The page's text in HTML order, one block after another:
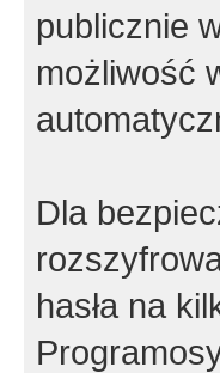
publicznie
możliwość
Dla
hasła na